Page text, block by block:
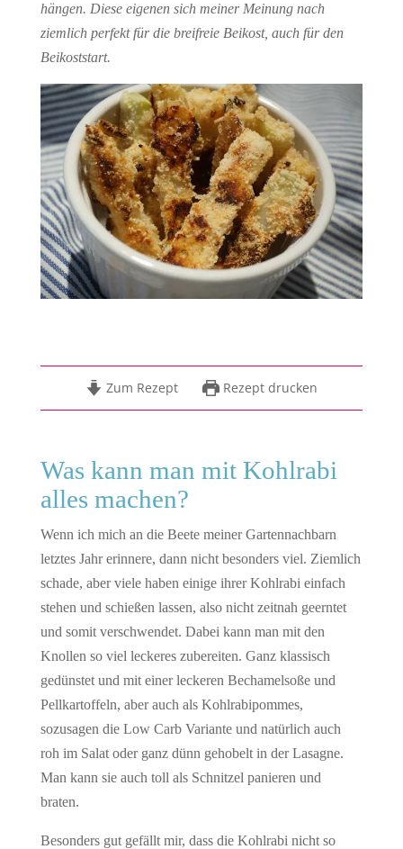
hängen. Diese eigenen sich meiner Meinung nach
ziemlich perfekt für die breifreie Beikost, auch für den
Beikoststart.
Zum Rezept Rezept drucken
Was kann man mit Kohlrabi
alles machen?
Wenn ich mich an die Beete meiner Gartennachbarn
letztes Jahr erinnere, dann nicht besonders viel. Ziemlich
schade, aber viele haben einige ihrer Kohlrabi einfach
stehen und schießen lassen, also nicht zeitnah geerntet
und somit verschwendet. Dabei kann man mit den
Knollen so viel leckeres zubereiten. Ganz klassisch
gedünstet und mit einer leckeren Bechamelsoße und
Pellkartoffeln, aber auch als Kohlrabipommes,
sozusagen die Low Carb Variante und natürlich auch
roh im Salat oder ganz dünn gehobelt in der Lasagne.
Man kann sie auch toll als Schnitzel panieren und
braten.
Besonders gut gefällt mir, dass die Kohlrabi nicht so